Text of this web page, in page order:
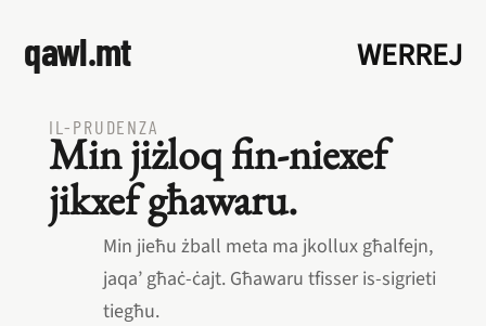
qawl.mt WERREJ
IL‑PRUDENZA
Min jiżloq fin‑niexef
jikxef għawaru.
Min jieħu żball meta ma jkollux għalfejn,
jaqa’ għaċ‑ċajt. Għawaru tfisser is‑sigrieti
tiegħu.